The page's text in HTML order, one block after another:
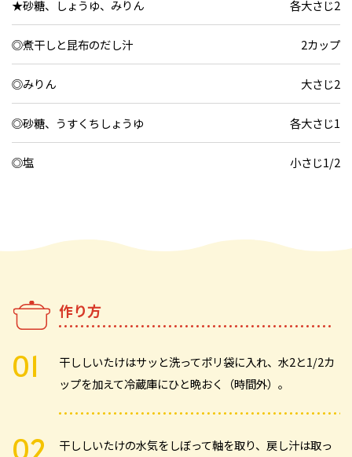
★砂糖、しょうゆ、みりん 各大さじ2
◎煮干しと昆布のだし汁 2カップ
◎みりん 大さじ2
◎砂糖、うすくちしょうゆ 各大さじ1
◎塩 小さじ1/2
作り方
干ししいたけはサッと洗ってポリ袋に入れ、水2と1/2カ
ップを加えて冷蔵庫にひと晩おく（時間外）。
干ししいたけの水気をしぼって軸を取り、戻し汁は取っ